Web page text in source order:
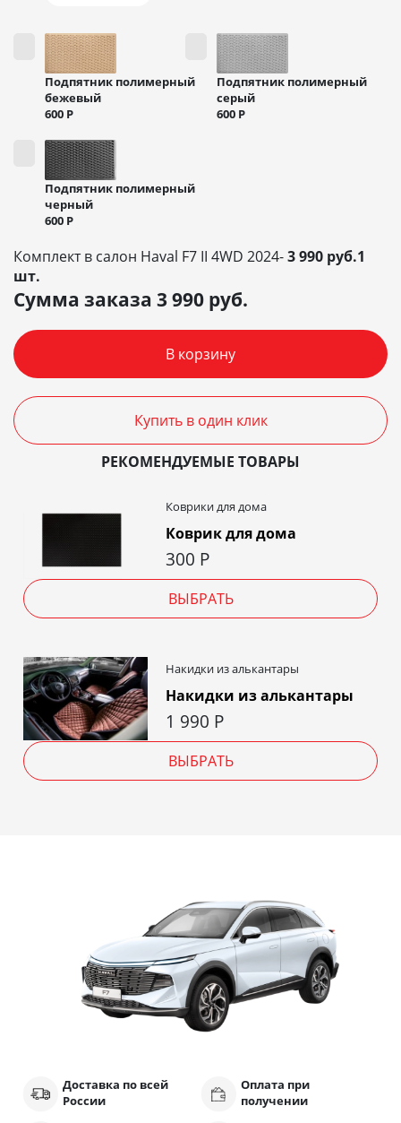
Подпятник полимерный
бежевый
600 Р
Подпятник полимерный
серый
600 Р
Подпятник полимерный
черный
600 Р
Комплект в салон Haval F7 II 4WD 2024-3 990 руб.1
шт.
Сумма заказа 3 990 руб.
В корзину
Купить в один клик
РЕКОМЕНДУЕМЫЕ ТОВАРЫ
Коврики для дома
Коврик для дома
300 Р
ВЫБРАТЬ
Накидки из алькантары
Накидки из алькантары
1 990 Р
ВЫБРАТЬ
Доставка по всей
России
Оплата при
получении